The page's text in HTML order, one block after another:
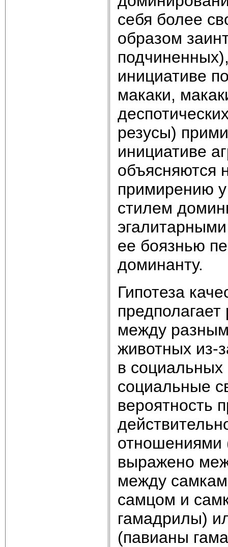
себя более
образом
инициативе
макаки,
резусы)
инициативе
объясняются
примирению у
стилем
ее боязнью
доминанту.
Гипотеза
между
животных из-
в социальных
социальные
вероятность
отношениями
выражено
между
самцом и
гамадрилы)
(павианы